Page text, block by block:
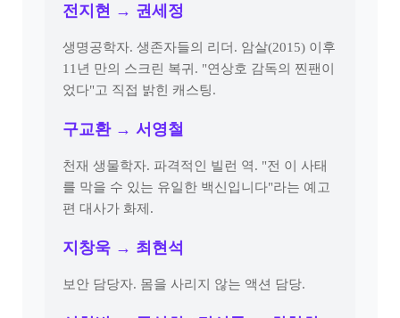
전지현 → 권세정
생명공학자. 생존자들의 리더. 암살(2015) 이후
11년 만의 스크린 복귀. "연상호 감독의 찐팬이
었다"고 직접 밝힌 캐스팅.
구교환 → 서영철
천재 생물학자. 파격적인 빌런 역. "전 이 사태
를 막을 수 있는 유일한 백신입니다"라는 예고
편 대사가 화제.
지창욱 → 최현석
보안 담당자. 몸을 사리지 않는 액션 담당.